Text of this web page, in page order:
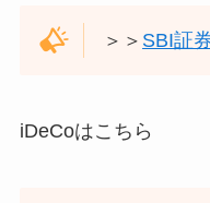
＞＞ SBI証
iDeCoはこちら